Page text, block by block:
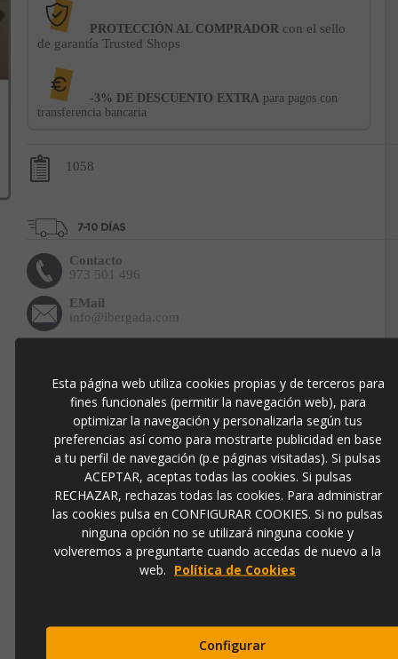
PROTECCIÓN AL COMPRADOR con el sello
de garantía Trusted Shops
-3% DE DESCUENTO EXTRApara pagos con
transferencia bancaria
1058
Contacto
973 501 496
EMail
info@ibergada.com
DESCRIPCIÓN
Aparador de la colección"CUSTOM". Mueble de estilo
industrial con estructura demadera de mango en color
natural envejecido y metal negro. Tiene dos puertas, tres
cajones y modulo central para botellero. Interior con estantes.
Detalles y elecciones que marcan la diferencia y ofrecen
características de buen gusto, que hacen que su hogar sea
único y le otorgue unestilo verdaderamente personal
150cm x 38cm x 85cm (Ancho x Fondo x Alto)
Esta página web utiliza cookies propias y de terceros para
fines funcionales (permitir la navegación web), para
optimizar la navegación y personalizarla según tus
preferencias así como para mostrarte publicidad en base
a tu perfil de navegación (p.e páginas visitadas). Si pulsas
ACEPTAR, aceptas todas las cookies. Si pulsas
RECHAZAR, rechazas todas las cookies. Para administrar
las cookies pulsa en CONFIGURAR COOKIES. Si no pulsas
ninguna opción no se utilizará ninguna cookie y
volveremos a preguntarte cuando accedas de nuevo a la
web. Política de Cookies
Configurar